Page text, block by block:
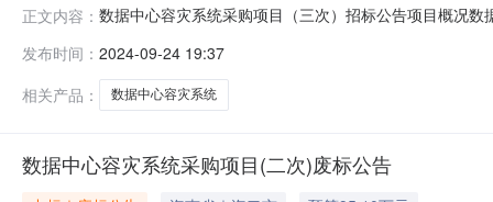
正文内容： 数据中心容灾系统采购项目（三次）招标公告项目概况
万元（人民币）采购需求：.合同履行期限：.本项目(不
发布时间： 2024-09-24 19:37
相关产品：
数据中心容灾系统
数据中心容灾系统采购项目(二次)废标公告